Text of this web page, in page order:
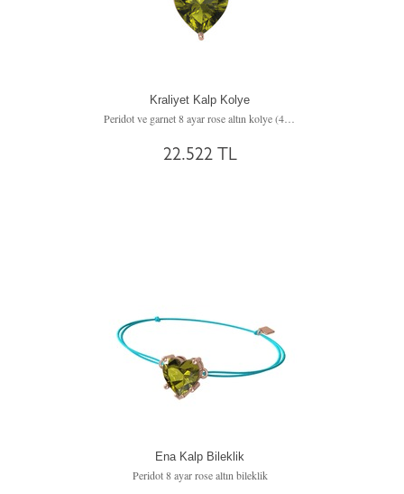
Kraliyet Kalp Kolye
Peridot ve garnet 8 ayar rose altın kolye (40 cm gümüş rolo zincir)
22.522 TL
Ena Kalp Bileklik
Peridot 8 ayar rose altın bileklik